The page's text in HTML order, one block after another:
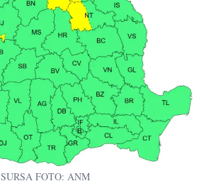
SURSA FOTO: ANM